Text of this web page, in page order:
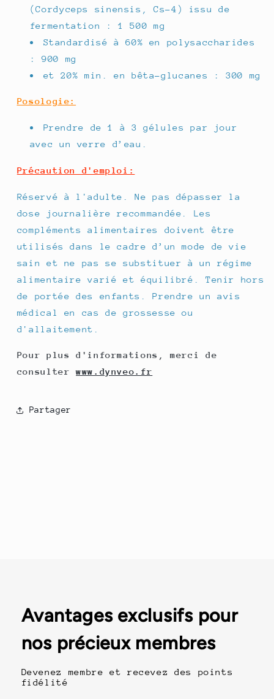
(Cordyceps sinensis, Cs-4) issu de
fermentation : 1 500 mg
Standardisé à 60% en polysaccharides
: 900 mg
et 20% min. en bêta-glucanes : 300 mg
Posologie:
Prendre de 1 à 3 gélules par jour
avec un verre d’eau.
Précaution d'emploi:
Réservé à l'adulte. Ne pas dépasser la
dose journalière recommandée. Les
compléments alimentaires doivent être
utilisés dans le cadre d’un mode de vie
sain et ne pas se substituer à un régime
alimentaire varié et équilibré. Tenir hors
de portée des enfants. Prendre un avis
médical en cas de grossesse ou
d'allaitement.
Pour plus d'informations, merci de
consulterwww.dynveo.fr
Partager
Avantages exclusifs pour
nos précieux membres
Devenez membre et recevez des points
fidélité